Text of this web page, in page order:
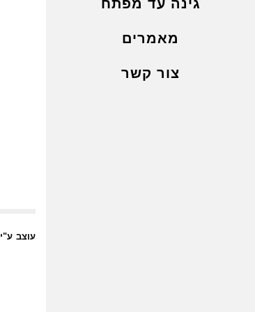
גינה עד מפתח
מאמרים
צור קשר
עוצב ע"י